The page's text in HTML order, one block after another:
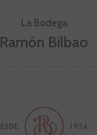
La Bodega
Ramón Bilbao